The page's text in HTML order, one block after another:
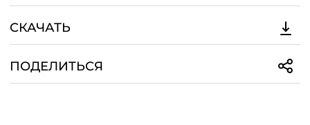
СКАЧАТЬ
ПОДЕЛИТЬСЯ